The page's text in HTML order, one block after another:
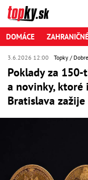
DOMÁCE
3.6.2026 12:00 Topky
Poklady za
a novinky, ktoré
Bratislava